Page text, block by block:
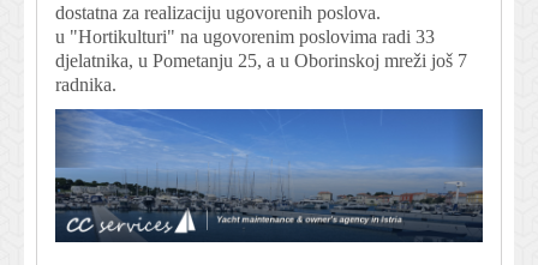
dostatna za realizaciju ugovorenih poslova.
u "Hortikulturi" na ugovorenim poslovima radi 33
djelatnika, u Pometanju 25, a u Oborinskoj mreži još 7
radnika.